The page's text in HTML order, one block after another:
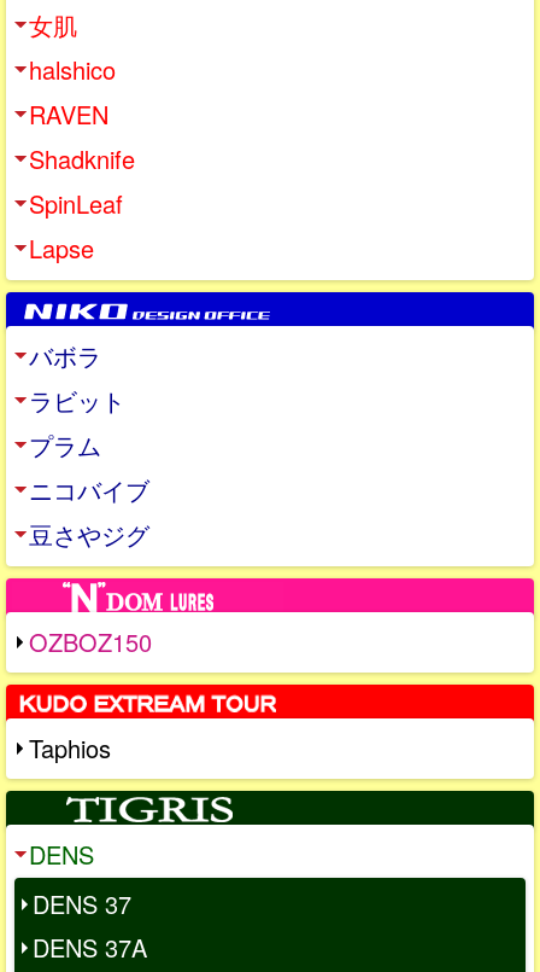
女肌
halshico
RAVEN
Shadknife
SpinLeaf
Lapse
バボラ
ラビット
プラム
ニコバイブ
豆さやジグ
OZBOZ150
Taphios
DENS
DENS 37
DENS 37A